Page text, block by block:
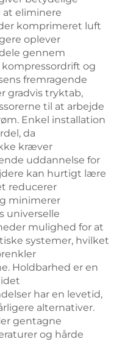
at eliminere
komprimeret luft
oplever
gennem
og
fremragende
gradvis tryktab,
til at arbejde
Enkel installation
da
kræver
uddannelse for
kan hurtigt lære
reducerer
minimerer
universelle
mulighed for at
systemer, hvilket
Holdbarhed er en
har en levetid,
alternativer.
gentagne
og hårde